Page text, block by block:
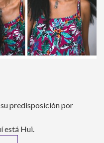
predisposición por
está Hui.